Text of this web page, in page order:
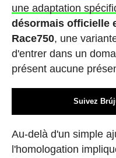
une adaptation
désormais officielle
Race750, une
d'entrer dans un
présent aucune
Suivez
Au-delà d'un simple
l'homologation